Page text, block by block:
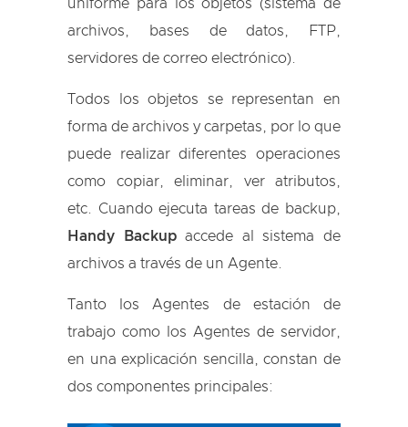
uniforme para los objetos (sistema de
archivos, bases de datos, FTP,
servidores de correo electrónico).
Todos los objetos se representan en
forma de archivos y carpetas, por lo que
puede realizar diferentes operaciones
como copiar, eliminar, ver atributos,
etc. Cuando ejecuta tareas de backup,
Handy Backupaccede al sistema de
archivos a través de un Agente.
Tanto los Agentes de estación de
trabajo como los Agentes de servidor,
en una explicación sencilla, constan de
dos componentes principales: